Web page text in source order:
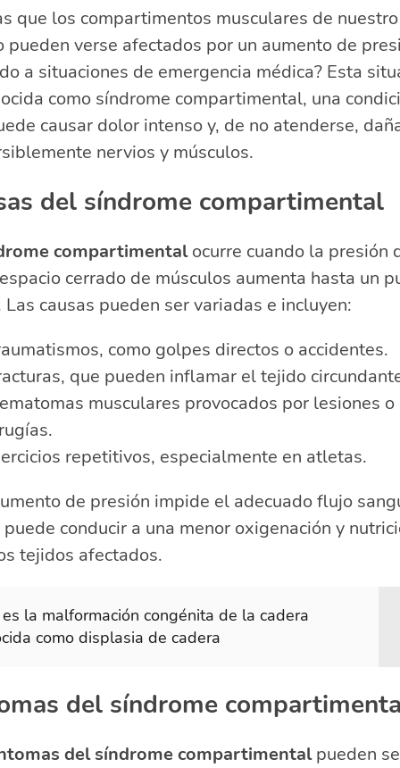
¿Cómo es el dolor del síndrome compartimental?
¿Por qué se produce síndrome compartimental?
¿Qué incluye el tratamiento del síndrome de
¿Cómo se diagnóstica un síndrome compartimental?
que los compartimentos musculares de nuestro
pueden verse afectados por un aumento de
a situaciones de emergencia médica? Esta
como síndrome compartimental, una
causar dolor intenso y, de no atenderse,
nervios y músculos.
del síndrome compartimental
compartimentalocurre cuando la presión
cerrado de músculos aumenta hasta un
Las causas pueden ser variadas e incluyen:
como golpes directos o accidentes.
que pueden inflamar el tejido
musculares provocados por lesiones o
repetitivos, especialmente en atletas.
de presión impide el adecuado flujo
conducir a una menor oxigenación y
tejidos afectados.
la malformación congénita de la cadera
como displasia de cadera
del síndrome
del síndrome compartimentalpueden